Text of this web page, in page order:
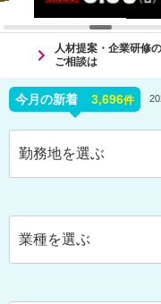
人材提案・企業研修の
ご相談は
今月の新着 3,696件